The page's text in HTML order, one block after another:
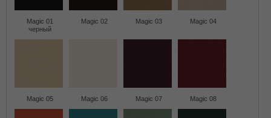
Magic 01
черный
Magic 02 Magic 03 Magic 04
Magic 05 Magic 06 Magic 07 Magic 08